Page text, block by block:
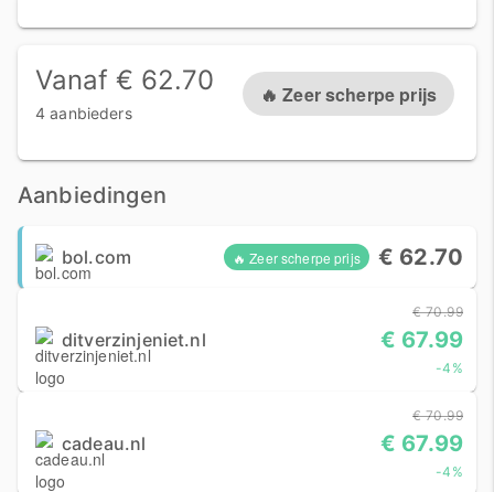
Vanaf € 62.70
4 aanbieders
🔥 Zeer scherpe prijs
Aanbiedingen
bol.com 🔥 Zeer scherpe prijs € 62.70
ditverzinjeniet.nl
€ 70.99
€ 67.99
-4%
cadeau.nl
€ 70.99
€ 67.99
-4%